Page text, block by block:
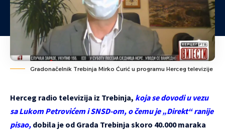
Gradonačelnik Trebinja Mirko Ćurić u programu Herceg televizije
Herceg radio televizija iz Trebinja, koja se dovodi u vezu
sa Lukom Petrovićem i SNSD-om, o čemu je „Direkt“ ranije
pisao, dobila je od Grada Trebinja skoro 40.000 maraka